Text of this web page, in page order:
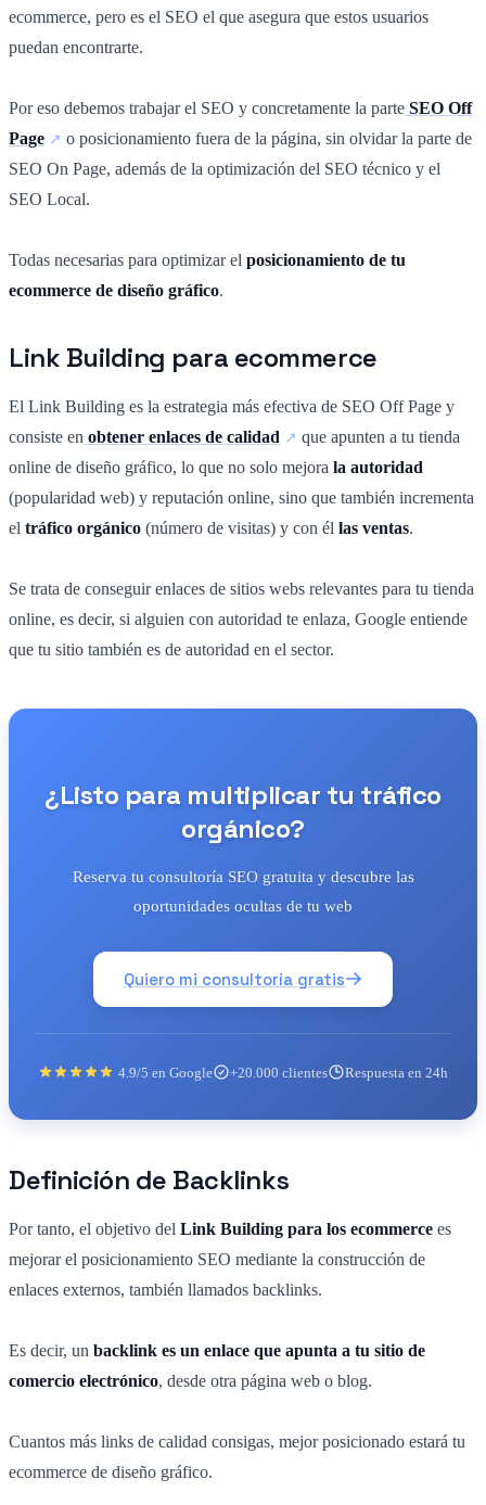
ecommerce, pero es el SEO el que asegura que estos usuarios
puedan encontrarte.
Por eso debemos trabajar el SEO y concretamente la parte SEO Off
Page
o posicionamiento fuera de la página, sin olvidar la parte de
SEO On Page, además de la optimización del SEO técnico y el
SEO Local.
Todas necesarias para optimizar el posicionamiento de tu
ecommerce de diseño gráfico.
Link Building para ecommerce
El Link Building es la estrategia más efectiva de SEO Off Page y
consiste en obtener enlaces de calidad
que apunten a tu tienda
online de diseño gráfico, lo que no solo mejora la autoridad
(popularidad web) y reputación online, sino que también incrementa
el tráfico orgánico (número de visitas) y con él las ventas.
Se trata de conseguir enlaces de sitios webs relevantes para tu tienda
online, es decir, si alguien con autoridad te enlaza, Google entiende
que tu sitio también es de autoridad en el sector.
¿Listo para multiplicar tu tráfico
orgánico?
Reserva tu consultoría SEO gratuita y descubre las
oportunidades ocultas de tu web
Quiero mi consultoría gratis
4.9/5 en Google +20.000 clientes Respuesta en 24h
Definición de Backlinks
Por tanto, el objetivo del Link Building para los ecommerce es
mejorar el posicionamiento SEO mediante la construcción de
enlaces externos, también llamados backlinks.
Es decir, un backlink es un enlace que apunta a tu sitio de
comercio electrónico, desde otra página web o blog.
Cuantos más links de calidad consigas, mejor posicionado estará tu
ecommerce de diseño gráfico.